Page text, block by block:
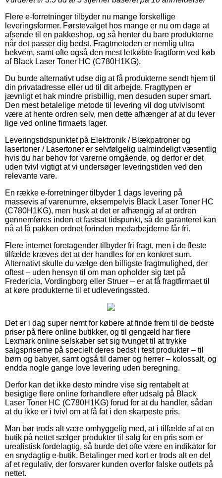
Flere e-forretninger tilbyder nu mange forskellige
leveringsformer. Førstevalget hos mange er nu om dage at
afsende til en pakkeshop, og så henter du bare produkterne
når det passer dig bedst. Fragtmetoden er nemlig ultra
bekvem, samt ofte også den mest letkøbte fragtform ved køb
af Black Laser Toner HC (C780H1KG).
Du burde alternativt udse dig at få produkterne sendt hjem til
din privatadresse eller ud til dit arbejde. Fragttypen er
jævnligt et hak mindre prisbillig, men desuden super smart.
Den mest betalelige metode til levering vil dog utvivlsomt
være at hente ordren selv, men dette afhænger af at du lever
lige ved online firmaets lager.
Leveringstidspunktet på Elektronik / Blækpatroner og
lasertoner / Lasertoner er selvfølgelig ualmindeligt væsentlig
hvis du har behov for varerne omgående, og derfor er det
uden tvivl vigtigt at vi undersøger leveringstiden ved den
relevante vare.
En række e-forretninger tilbyder 1 dags levering på
massevis af varenumre, eksempelvis Black Laser Toner HC
(C780H1KG), men husk at det er afhængig af at ordren
gennemføres inden et fastsat tidspunkt, så de garanteret kan
nå at få pakken ordnet forinden medarbejderne får fri.
Flere internet foretagender tilbyder fri fragt, men i de fleste
tilfælde kræves det at der handles for en konkret sum.
Alternativt skulle du vælge den billigste fragtmulighed, der
oftest – uden hensyn til om man opholder sig tæt på
Fredericia, Vordingborg eller Struer – er at få fragtfirmaet til
at køre produkterne til et udleveringssted.
Det er i dag super nemt for købere at finde frem til de bedste
priser på flere online butikker, og til gengæld har flere
Lexmark online selskaber set sig tvunget til at trykke
salgspriserne på specielt deres bedst i test produkter – til
børn og babyer, samt også til damer og herrer – kolossalt, og
endda nogle gange love levering uden beregning.
Derfor kan det ikke desto mindre vise sig rentabelt at
besigtige flere online forhandlere efter udsalg på Black
Laser Toner HC (C780H1KG) forud for at du handler, sådan
at du ikke er i tvivl om at få fat i den skarpeste pris.
Man bør trods alt være omhyggelig med, at i tilfælde af at en
butik på nettet sælger produkter til salg for en pris som er
urealistisk fordelagtig, så burde det ofte være en indikator for
en snydagtig e-butik. Betalinger med kort er trods alt en del
af et regulativ, der forsvarer kunden overfor falske outlets på
nettet.